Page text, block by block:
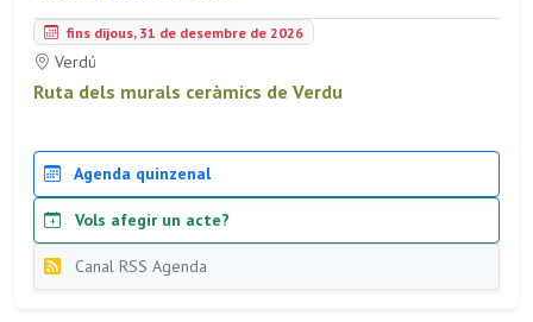
fins dijous, 31 de desembre de 2026
Verdú
Ruta dels murals ceràmics de Verdu
Agenda quinzenal
Vols afegir un acte?
Canal RSS Agenda